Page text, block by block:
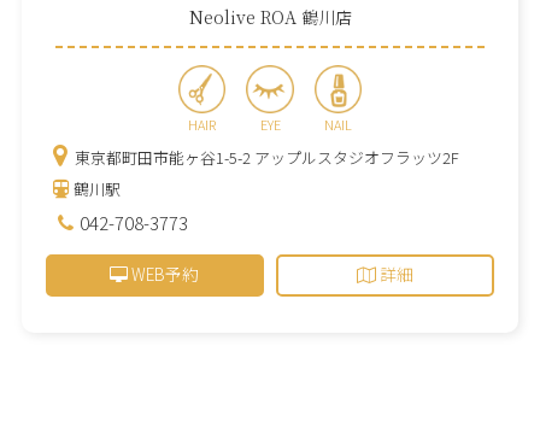
Neolive ROA 鶴川店
HAIR EYE NAIL
東京都町田市能ヶ谷1-5-2 アップルスタジオフラッツ2F
鶴川駅
042-708-3773
WEB予約 詳細